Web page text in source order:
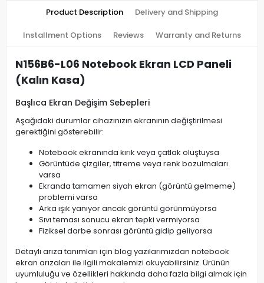
Product Description Delivery and Shipping
Installment Options Reviews Warranty and Returns
N156B6-L06 Notebook Ekran LCD Paneli
(Kalın Kasa)
Başlıca Ekran Değişim Sebepleri
Aşağıdaki durumlar cihazınızın ekranının değiştirilmesi
gerektiğini gösterebilir:
Notebook ekranında kırık veya çatlak oluştuysa
Görüntüde çizgiler, titreme veya renk bozulmaları
varsa
Ekranda tamamen siyah ekran (görüntü gelmeme)
problemi varsa
Arka ışık yanıyor ancak görüntü görünmüyorsa
Sıvı teması sonucu ekran tepki vermiyorsa
Fiziksel darbe sonrası görüntü gidip geliyorsa
Detaylı arıza tanımları için blog yazılarımızdan notebook
ekran arızaları ile ilgili makalemizi okuyabilirsiniz. Ürünün
uyumluluğu ve özellikleri hakkında daha fazla bilgi almak için